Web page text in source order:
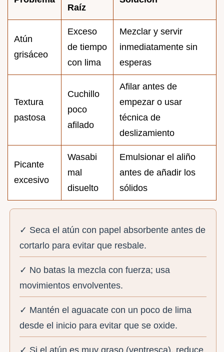
Raíz
Atún
grisáceo
Exceso
de tiempo
con lima
Mezclar y servir
inmediatamente sin
esperas
Textura
pastosa
Cuchillo
poco
afilado
Afilar antes de
empezar o usar
técnica de
deslizamiento
Picante
excesivo
Wasabi
mal
disuelto
Emulsionar el aliño
antes de añadir los
sólidos
✓ Seca el atún con papel absorbente antes de
cortarlo para evitar que resbale.
✓ No batas la mezcla con fuerza; usa
movimientos envolventes.
✓ Mantén el aguacate con un poco de lima
desde el inicio para evitar que se oxide.
✓ Si el atún es muy graso (ventresca), reduce